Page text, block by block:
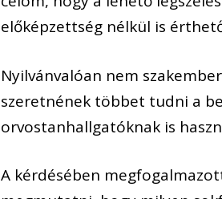
előképzettség nélkül is
Nyilvánvalóan nem
szeretnének többet tudni a
orvostanhallgatóknak is
A kérdésében